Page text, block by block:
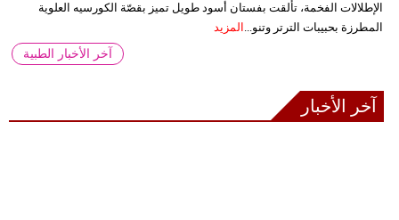
الإطلالات الفخمة، تألقت بفستان أسود طويل تميز بقصّة الكورسيه العلوية
المطرزة بحبيبات الترتر وتنو... المزيد
آخر الأخبار الطبية
آخر الأخبار